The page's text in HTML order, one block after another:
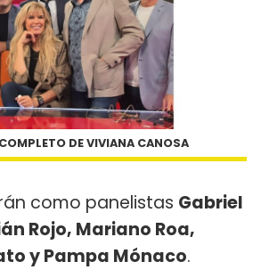
DE VIVIANA CANOSA
como panelistas Gabriel
Rojo, Mariano Roa,
y Pampa Mónaco.